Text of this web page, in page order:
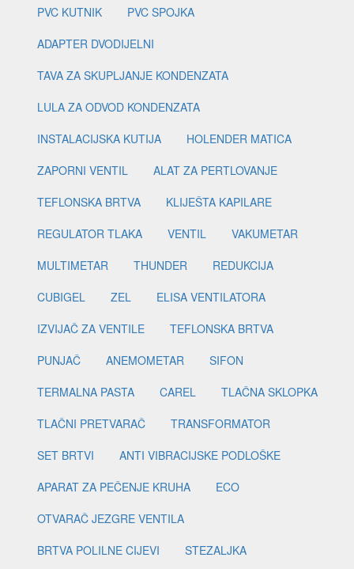
PVC KUTNIK
PVC SPOJKA
ADAPTER DVODIJELNI
TAVA ZA SKUPLJANJE KONDENZATA
LULA ZA ODVOD KONDENZATA
INSTALACIJSKA KUTIJA
HOLENDER MATICA
ZAPORNI VENTIL
ALAT ZA PERTLOVANJE
TEFLONSKA BRTVA
KLIJEŠTA KAPILARE
REGULATOR TLAKA
VENTIL
VAKUMETAR
MULTIMETAR
THUNDER
REDUKCIJA
CUBIGEL
ZEL
ELISA VENTILATORA
IZVIJAČ ZA VENTILE
TEFLONSKA BRTVA
PUNJAČ
ANEMOMETAR
SIFON
TERMALNA PASTA
CAREL
TLAČNA SKLOPKA
TLAČNI PRETVARAČ
TRANSFORMATOR
SET BRTVI
ANTI VIBRACIJSKE PODLOŠKE
APARAT ZA PEČENJE KRUHA
ECO
OTVARAČ JEZGRE VENTILA
BRTVA POLILNE CIJEVI
STEZALJKA